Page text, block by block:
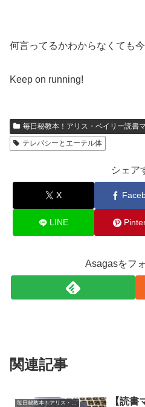
何言ってるかわからなくても今
Keep on running!
毎日秘教本！アリス・ベイリー読書
テレパシーとエーテル体
シェア
X
LINE
Asagasをフ
関連記事
毎日秘教本！アリス・ベイリー読書マラソン
【読書